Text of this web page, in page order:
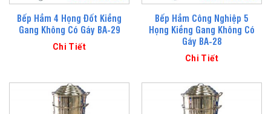
Bếp Hầm 4 Họng Đốt Kiềng
Gang Không Có Gáy BA-29
Chi Tiết
Bếp Hầm Công Nghiệp 5
Họng Kiềng Gang Không Có
Gáy BA-28
Chi Tiết